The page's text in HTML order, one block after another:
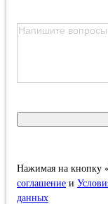
Нажимая на кнопку
соглашение и
данных